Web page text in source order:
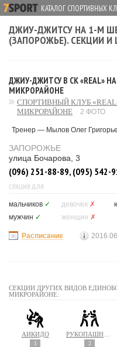
КАТАЛОГ СПОРТИВНЫХ
ДЖИУ-ДЖИТСУ НА 1-М
(ЗАПОРОЖЬЕ). СЕКЦИИ
ДЖИУ-ДЖИТСУ В СК «REAL»
МИКРОРАЙОНЕ
СПОРТИВНЫЙ КЛУБ
МИКРОРАЙОНЕ
2 ФОТО
Тренер — Мылов Олег
ЗАПОРОЖЬЕ
улица Бочарова, 3
(096) 251-88-89, (095) 542-
СЕКЦИЯ ДЛЯ
мальчиков ✓ девочек ✗
мужчин ✓ женщин ✗
Расписание
СЕКЦИИ ДРУГИХ ВИДОВ
МИКРОРАЙОНЕ:
АЙКИДО
1 2